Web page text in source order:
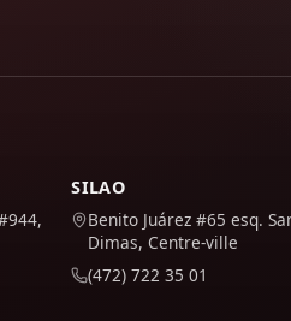
SILAO
Benito Juárez #65 esq.
Dimas, Centre-ville
(472) 722 35 01